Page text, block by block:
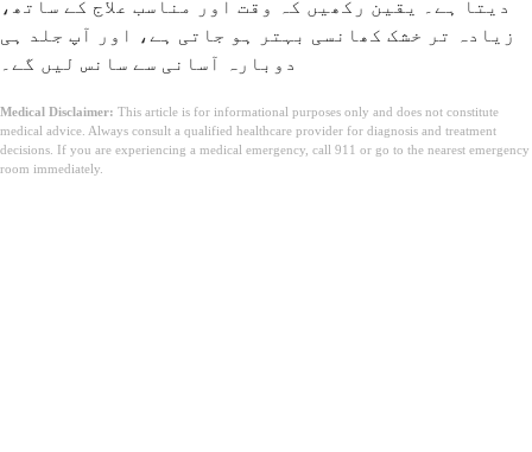
دیتا ہے۔ یقین رکھیں کہ وقت اور مناسب علاج کے ساتھ،
زیادہ تر خشک کھانسی بہتر ہو جاتی ہے، اور آپ جلد ہی
دوبارہ آسانی سے سانس لیں گے۔
Medical Disclaimer: This article is for informational purposes only and does not constitute
medical advice. Always consult a qualified healthcare provider for diagnosis and treatment
decisions. If you are experiencing a medical emergency, call 911 or go to the nearest emergency
room immediately.